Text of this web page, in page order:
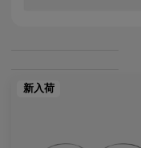
新入荷